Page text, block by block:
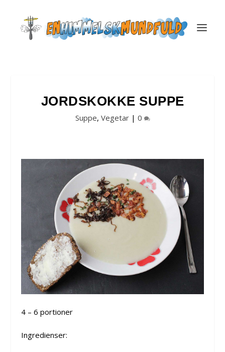
JORDSKOKKE SUPPE
Suppe, Vegetar| 0
4 – 6 portioner
Ingredienser: